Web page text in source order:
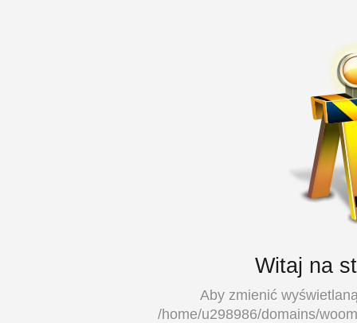
Witaj na
Aby zmienić
/home/u298986/domains/